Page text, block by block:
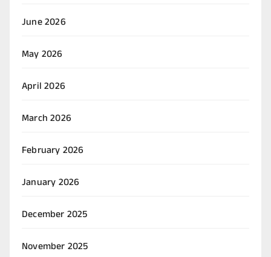
June 2026
May 2026
April 2026
March 2026
February 2026
January 2026
December 2025
November 2025